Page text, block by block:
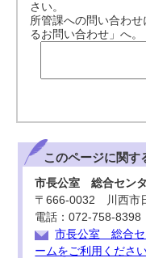
さい。
所管課への問い合わ
るお問い合わせ」へ。
このページに関す
市長公室 総合セン
〒666-0032 川西市
電話：072-758-
市長公室 総合セ
ームをご利用ください